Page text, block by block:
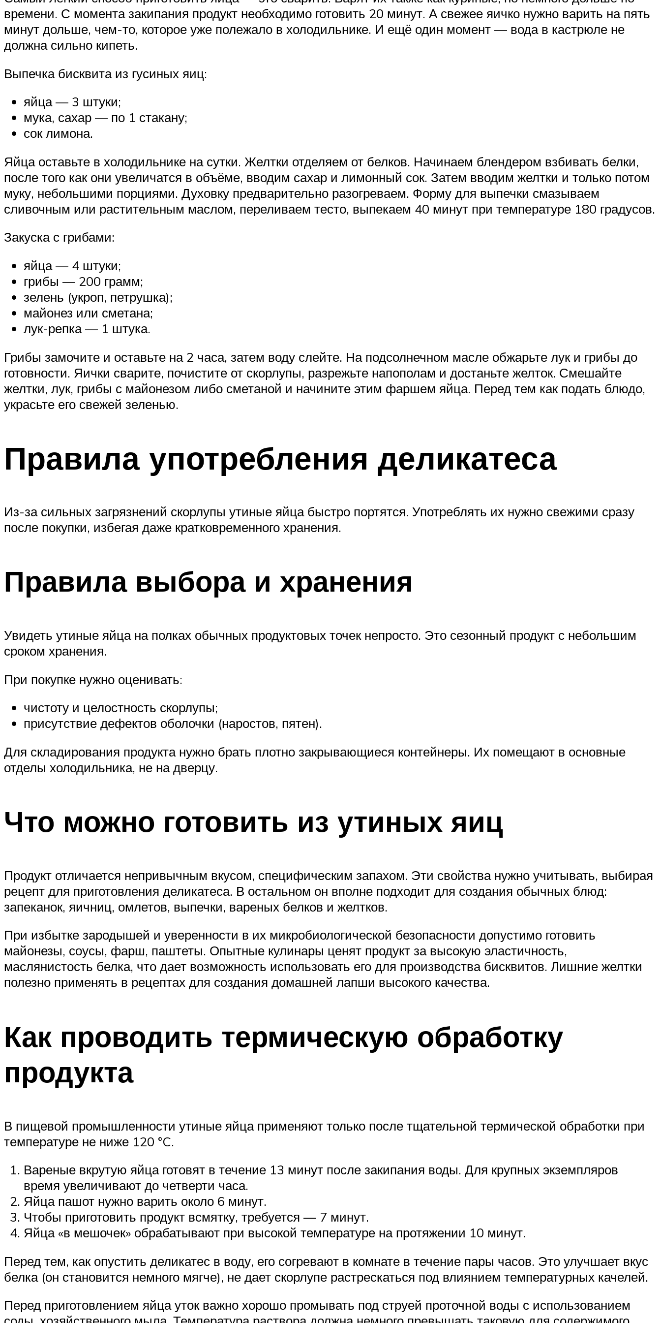
времени. С момента закипания продукт необходимо готовить 20 минут. А свежее яичко нужно варить на пять
минут дольше, чем-то, которое уже полежало в холодильнике. И ещё один момент — вода в кастрюле не
должна сильно кипеть.
Выпечка бисквита из гусиных яиц:
яйца — 3 штуки;
мука, сахар — по 1 стакану;
сок лимона.
Яйца оставьте в холодильнике на сутки. Желтки отделяем от белков. Начинаем блендером взбивать белки,
после того как они увеличатся в объёме, вводим сахар и лимонный сок. Затем вводим желтки и только потом
муку, небольшими порциями. Духовку предварительно разогреваем. Форму для выпечки смазываем
сливочным или растительным маслом, переливаем тесто, выпекаем 40 минут при температуре 180 градусов.
Закуска с грибами:
яйца — 4 штуки;
грибы — 200 грамм;
зелень (укроп, петрушка);
майонез или сметана;
лук-репка — 1 штука.
Грибы замочите и оставьте на 2 часа, затем воду слейте. На подсолнечном масле обжарьте лук и грибы до
готовности. Яички сварите, почистите от скорлупы, разрежьте напополам и достаньте желток. Смешайте
желтки, лук, грибы с майонезом либо сметаной и начините этим фаршем яйца. Перед тем как подать блюдо,
украсьте его свежей зеленью.
Правила употребления деликатеса
Из-за сильных загрязнений скорлупы утиные яйца быстро портятся. Употреблять их нужно свежими сразу
после покупки, избегая даже кратковременного хранения.
Правила выбора и хранения
Увидеть утиные яйца на полках обычных продуктовых точек непросто. Это сезонный продукт с небольшим
сроком хранения.
При покупке нужно оценивать:
чистоту и целостность скорлупы;
присутствие дефектов оболочки (наростов, пятен).
Для складирования продукта нужно брать плотно закрывающиеся контейнеры. Их помещают в основные
отделы холодильника, не на дверцу.
Что можно готовить из утиных яиц
Продукт отличается непривычным вкусом, специфическим запахом. Эти свойства нужно учитывать, выбирая
рецепт для приготовления деликатеса. В остальном он вполне подходит для создания обычных блюд:
запеканок, яичниц, омлетов, выпечки, вареных белков и желтков.
При избытке зародышей и уверенности в их микробиологической безопасности допустимо готовить
майонезы, соусы, фарш, паштеты. Опытные кулинары ценят продукт за высокую эластичность,
маслянистость белка, что дает возможность использовать его для производства бисквитов. Лишние желтки
полезно применять в рецептах для создания домашней лапши высокого качества.
Как проводить термическую обработку
продукта
В пищевой промышленности утиные яйца применяют только после тщательной термической обработки при
температуре не ниже 120 °C.
Вареные вкрутую яйца готовят в течение 13 минут после закипания воды. Для крупных экземпляров
время увеличивают до четверти часа.
Яйца пашот нужно варить около 6 минут.
Чтобы приготовить продукт всмятку, требуется — 7 минут.
Яйца «в мешочек» обрабатывают при высокой температуре на протяжении 10 минут.
Перед тем, как опустить деликатес в воду, его согревают в комнате в течение пары часов. Это улучшает вкус
белка (он становится немного мягче), не дает скорлупе растрескаться под влиянием температурных качелей.
Перед приготовлением яйца уток важно хорошо промывать под струей проточной воды с использованием